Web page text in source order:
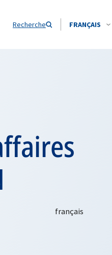
Recherche FRANÇAIS